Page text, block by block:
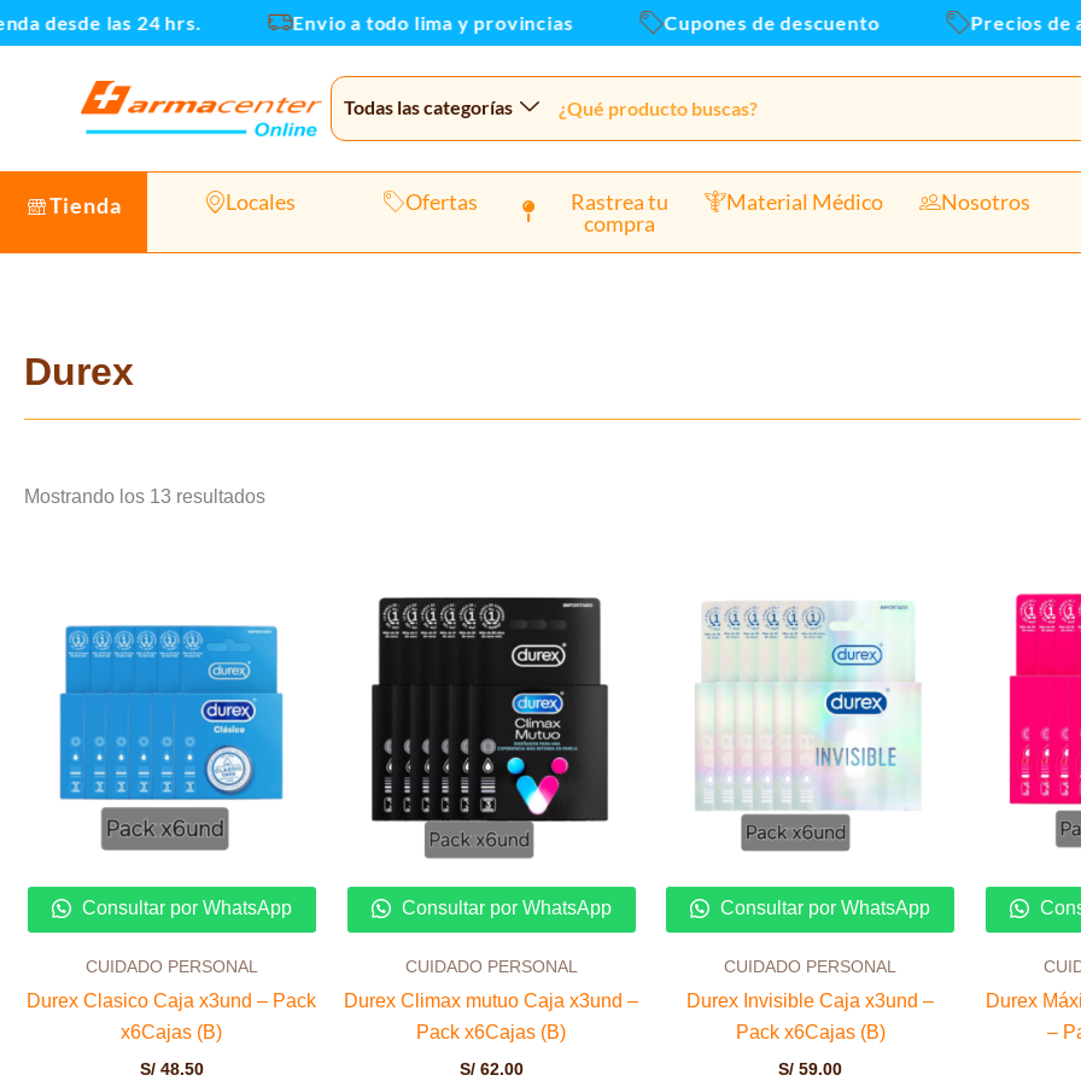
al
desde las 24 hrs. Envio a todo lima y provincias Cupones de descuento Precios de
Todas las categorías
Tienda Locales Ofertas
Rastrea tu
compra
Material Médico Nosotros
Durex
Mostrando los 13 resultados
Consultar por WhatsApp
CUIDADO PERSONAL
Durex Clasico Caja x3und – Pack
x6Cajas (B)
S/48.50
Consultar por WhatsApp
CUIDADO PERSONAL
Durex Climax mutuo Caja x3und –
Pack x6Cajas (B)
S/62.00
Consultar por WhatsApp
CUIDADO PERSONAL
Durex Invisible Caja x3und –
Pack x6Cajas (B)
S/ 59.00
Durex
–